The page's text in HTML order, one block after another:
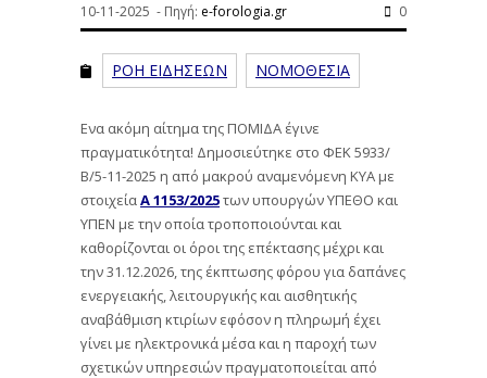
10-11-2025 - Πηγή: e-forologia.gr 0
ΡΟΗ ΕΙΔΗΣΕΩΝ ΝΟΜΟΘΕΣΙΑ
Ενα ακόμη αίτημα της ΠΟΜΙΔΑ έγινε
πραγματικότητα! Δημοσιεύτηκε στο ΦΕΚ 5933/
Β/5-11-2025 η από μακρού αναμενόμενη ΚΥΑ με
στοιχείαΑ 1153/2025των υπουργών ΥΠΕΘΟ και
ΥΠΕΝ με την οποία τροποποιούνται και
καθορίζονται οι όροι της επέκτασης μέχρι και
την 31.12.2026, της έκπτωσης φόρου για δαπάνες
ενεργειακής, λειτουργικής και αισθητικής
αναβάθμιση κτιρίων εφόσον η πληρωμή έχει
γίνει με ηλεκτρονικά μέσα και η παροχή των
σχετικών υπηρεσιών πραγματοποιείται από